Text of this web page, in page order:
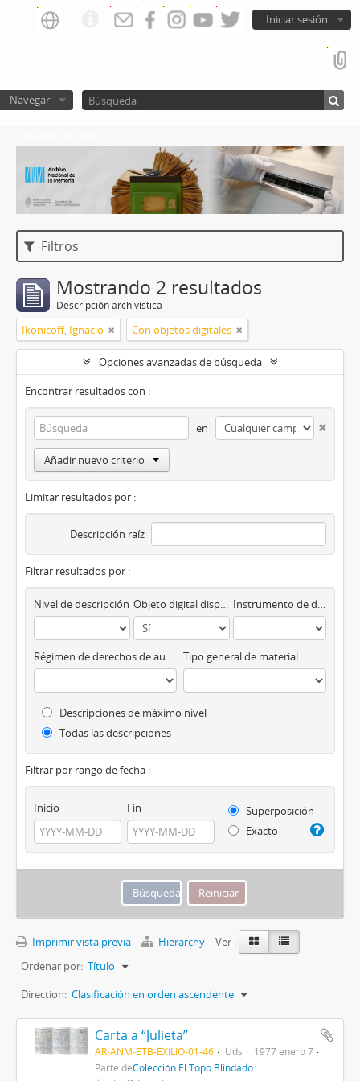
Iniciar sesión
Navegar
Filtros
Mostrando 2 resultados
Descripción archivística
Ikonicoff, Ignacio Con objetos digitales
Opciones avanzadas de búsqueda
Encontrar resultados con :
en
Añadir nuevo criterio
Limitar resultados por :
Descripción raíz
Filtrar resultados por :
Nivel de descripción Objeto digital disponibles Instrumento de descripción
Régimen de derechos de autor Tipo general de material
Descripciones de máximo nivel
Todas las descripciones
Filtrar por rango de fecha :
Inicio Fin
Superposición
Exacto
Imprimir vista previa Hierarchy
Ver :
Ordenar por: Título
Direction: Clasificación en orden ascendente
Carta a “Julieta”
AR-ANM-ETB-EXILIO-01-46 Uds
1977 enero 7
Parte deColección El Topo Blindado